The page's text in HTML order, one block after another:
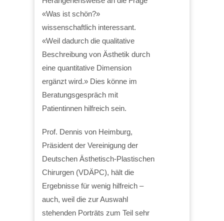
«Was ist schön?»
wissenschaftlich interessant.
«Weil dadurch die qualitative
Beschreibung von Ästhetik durch
eine quantitative Dimension
ergänzt wird.» Dies könne im
Beratungsgespräch mit
Patientinnen hilfreich sein.
Prof. Dennis von Heimburg,
Präsident der Vereinigung der
Deutschen Ästhetisch-Plastischen
Chirurgen (VDÄPC), hält die
Ergebnisse für wenig hilfreich –
auch, weil die zur Auswahl
stehenden Porträts zum Teil sehr